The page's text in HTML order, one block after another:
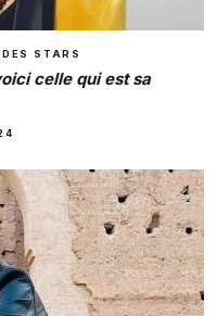
STARS
celle qui est sa